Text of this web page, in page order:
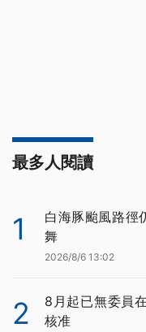
最多人閱讀
1
白海豚颱風路徑
舞
2026/8/6 13:02
2
8月起已無委員
核准